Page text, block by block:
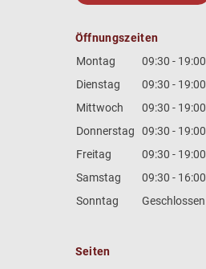
Öffnungszeiten
Montag
09:30 - 19:00
Dienstag
09:30 - 19:00
Mittwoch
09:30 - 19:00
Donnerstag
09:30 - 19:00
Freitag
09:30 - 19:00
Samstag
09:30 - 16:00
Sonntag
Geschlossen
Seiten